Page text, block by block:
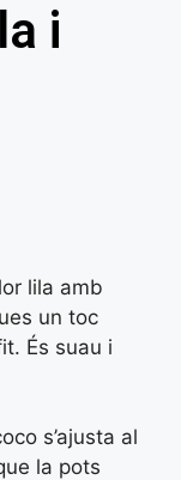
i
lila amb
un toc
És suau i
s’ajusta al
la pots